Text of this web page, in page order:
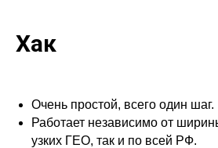
Хак
Очень простой, всего один шаг.
Работает независимо от
узких ГЕО, так и по всей РФ.